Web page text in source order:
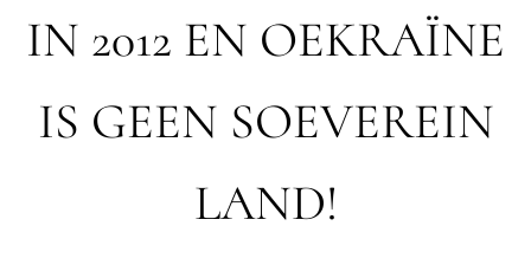
IN 2012 EN OEKRAÏNE
IS GEEN SOEVEREIN
LAND!